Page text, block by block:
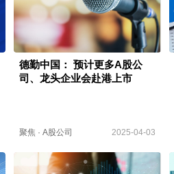
德勤中国： 预计更多A股公
司、龙头企业会赴港上市
聚焦 · A股公司 2025-04-03